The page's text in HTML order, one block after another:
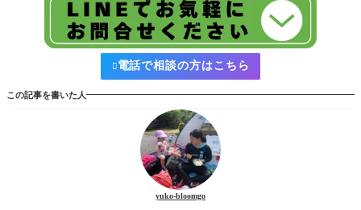
 電話で相談の方はこちら
この記事を書いた人
yuko-bloomgo